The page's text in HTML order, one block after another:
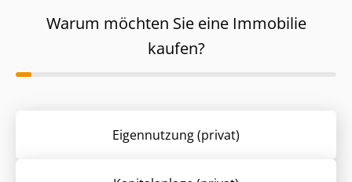
Warum möchten Sie eine Immobilie
kaufen?
Eigennutzung (privat)